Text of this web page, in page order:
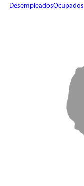
DesempleadosOcupados